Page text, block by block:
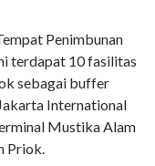
Penimbunan
terdapat 10 fasilitas
sebagai buffer
International
Mustika Alam
Priok.